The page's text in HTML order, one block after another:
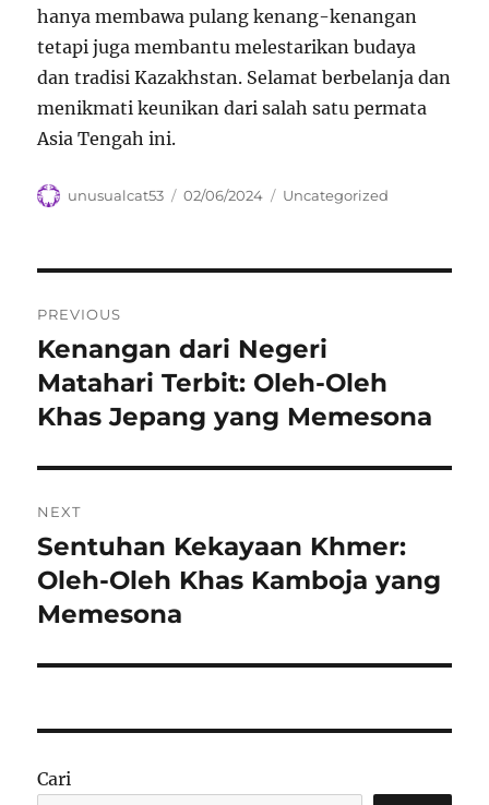
hanya membawa pulang kenang-kenangan
tetapi juga membantu melestarikan budaya
dan tradisi Kazakhstan. Selamat berbelanja dan
menikmati keunikan dari salah satu permata
Asia Tengah ini.
Author
unusualcat53
Posted
02/06/2024 Categories
Uncategorized
pos
PREVIOUS
Previous
post:
Kenangan dari Negeri
Matahari Terbit: Oleh-Oleh
Khas Jepang yang Memesona
NEXT
Next
post:
Sentuhan Kekayaan Khmer:
Oleh-Oleh Khas Kamboja yang
Memesona
Cari